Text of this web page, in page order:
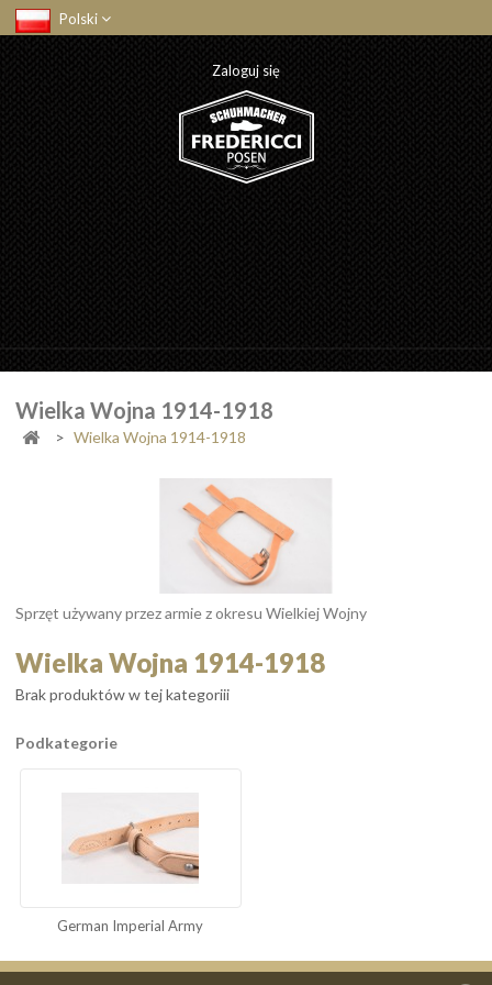
Polski
Zaloguj się
Wielka Wojna 1914-1918
> Wielka Wojna 1914-1918
Sprzęt używany przez armie z okresu Wielkiej Wojny
Wielka Wojna 1914-1918
Brak produktów w tej kategoriii
Podkategorie
German Imperial Army